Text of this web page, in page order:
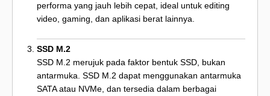
performa yang jauh lebih cepat, ideal untuk editing
video, gaming, dan aplikasi berat lainnya.
SSD M.2
SSD M.2 merujuk pada faktor bentuk SSD, bukan
antarmuka. SSD M.2 dapat menggunakan antarmuka
SATA atau NVMe, dan tersedia dalam berbagai